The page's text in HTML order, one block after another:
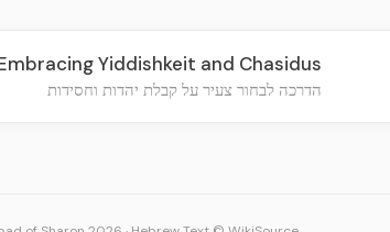
Yiddishkeit and Chasidus
הדרכה לבחור צעיר על קבלת יהדות וחסידות